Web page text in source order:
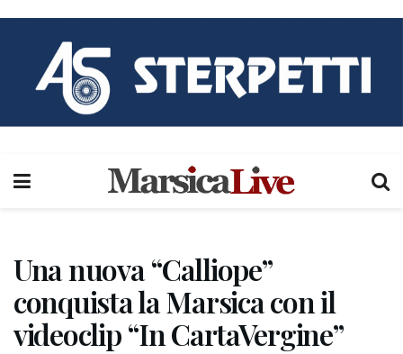
Una nuova “Calliope”
conquista la Marsica con il
videoclip “In CartaVergine”